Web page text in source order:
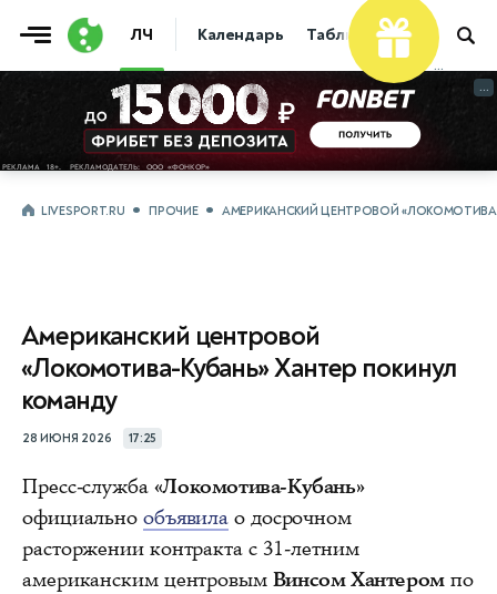
ЛЧ Календарь Таблица Прогнозы
...
...
LIVESPORT.RU ПРОЧИЕ АМЕРИКАНСКИЙ ЦЕНТРОВОЙ
Американский центровой
«Локомотива-Кубань» Хантер покинул
команду
28 ИЮНЯ 2026 17:25
Пресс-служба «Локомотива-Кубань»
официально объявила о досрочном
расторжении контракта с 31-летним
американским центровым Винсом Хантеромпо